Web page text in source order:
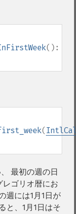
():
(
最初の週の日
ゴリオ暦にお
週には1月1日が
と、1月1日はそ